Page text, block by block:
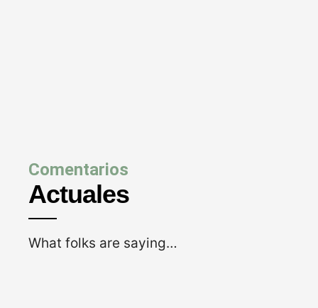
Comentarios
Actuales
What folks are saying…